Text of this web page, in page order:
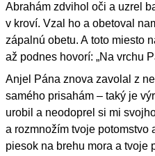
Abrahám zdvihol oči a uzrel
v kroví. Vzal ho a obetoval
zápalnú obetu. A toto miesto
až podnes hovorí: „Na vrchu
Anjel Pána znova zavolal z
samého prisahám – taký je
urobil a neodoprel si mi
a rozmnožím tvoje potomstvo
piesok na brehu mora a tvoje